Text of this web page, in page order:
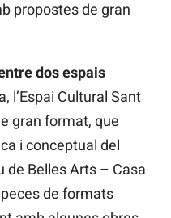
propostes de gran
dos espais
l’Espai Cultural Sant
gran format, que
i conceptual del
de Belles Arts – Casa
de formats